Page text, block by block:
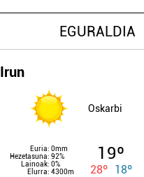
EGURALDIA
Irun
Oskarbi
Euria: 0mm
Hezetasuna: 92%
Lainoak: 0%
Elurra: 4300m
19º
28º 18º